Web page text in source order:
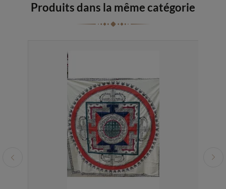
Produits dans la même catégorie